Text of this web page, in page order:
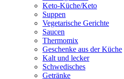
Keto-Küche/Keto
Suppen
Vegetarische Gerichte
Saucen
Thermomix
Geschenke aus der Küche
Kalt und lecker
Schwedisches
Getränke